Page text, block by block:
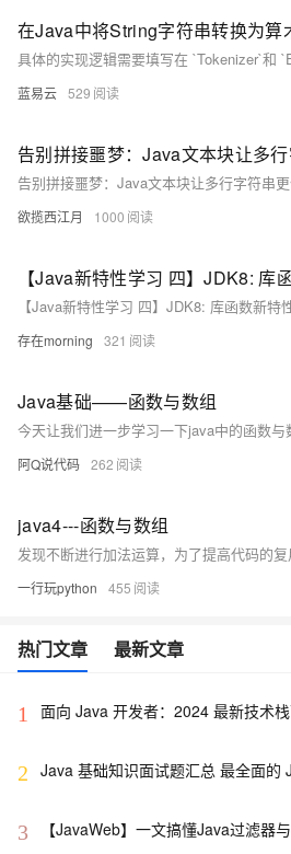
在Java中将String字符串转换为算
蓝易云 529
告别拼接噩梦：Java文本块让多
告别拼接噩梦：Java文本块让多行字符串
欲揽西江月 1000
存在morning 321
Java基础——函数与数组
今天让我们进一步学习一下java中的函数与
阿Q说代码 262
java4---函数与数组
一行玩python 455
热门文章 最新文章
1
面向 Java 开发者：2024 最新技术
2 Java 基础知识面试题汇总 最全面的
3 【JavaWeb】一文搞懂Java过滤器